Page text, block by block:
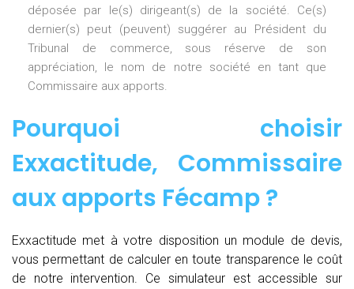
déposée par le(s) dirigeant(s) de la société. Ce(s)
dernier(s) peut (peuvent) suggérer au Président du
Tribunal de commerce, sous réserve de son
appréciation, le nom de notre société en tant que
Commissaire aux apports.
Pourquoi choisir
Exxactitude, Commissaire
aux apports Fécamp?
Exxactitude met à votre disposition un module de devis,
vous permettant de calculer en toute transparence le coût
de notre intervention. Ce simulateur est accessible sur